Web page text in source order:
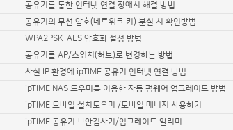
공유기를 통한 인터넷 연결 장애시 해결 방법
공유기의 무선 암호(네트워크 키) 분실 시 확인방법
WPA2PSK-AES 암호화 설정 방법
공유기를 AP/스위치(허브)로 변경하는 방법
사설 IP 환경에 ipTIME 공유기 인터넷 연결 방법
ipTIME NAS 도우미를 이용한 자동 펌웨어 업그레이드 방법
ipTIME 모바일 설치도우미 /모바일 매니저 사용하기
ipTIME 공유기 보안검사기/업그레이드 알리미